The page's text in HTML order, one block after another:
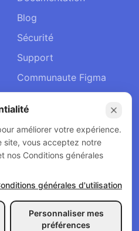
Blog
Sécurité
Support
Communaute Figma
générales d'utilisation
améliorer votre expérience.
site, vous acceptez notre
nos Conditions générales
générales d'utilisation
Personnaliser mes
préférences